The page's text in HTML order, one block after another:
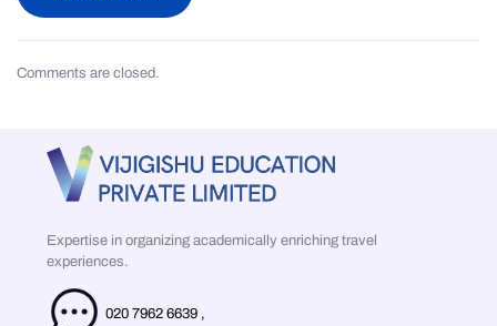
Comments are closed.
Expertise in organizing academically enriching travel
experiences.
020 7962 6639 ,